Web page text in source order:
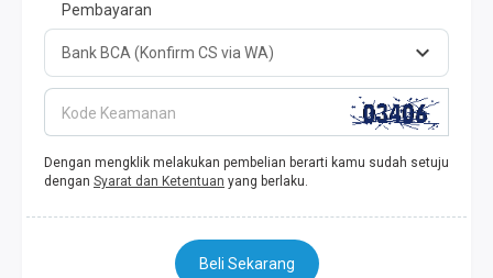
Pembayaran
Kode Keamanan
Dengan mengklik melakukan pembelian berarti kamu sudah setuju
dengan Syarat dan Ketentuan yang berlaku.
Beli Sekarang